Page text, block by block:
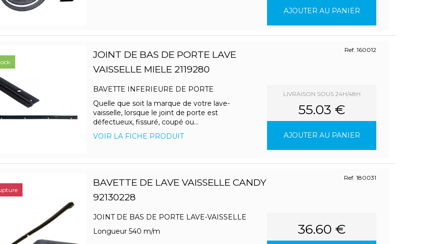
AJOUTER AU PANIER
JOINT DE BAS DE PORTE LAVE
VAISSELLE MIELE 2119280
Ref. 160012
BAVETTE INFERIEURE DE PORTE
Quelle que soit la marque de votre lave-
vaisselle, lorsque le joint de porte est
défectueux, fissuré, coupé ou...
VOIR LA FICHE PRODUIT
LIVRAISON SOUS 24H/48H
55.03 €
AJOUTER AU PANIER
BAVETTE DE LAVE VAISSELLE CANDY
92130228
Ref. 180031
JOINT DE BAS DE PORTE LAVE-VAISSELLE
Longueur 540 m/m
36.60 €